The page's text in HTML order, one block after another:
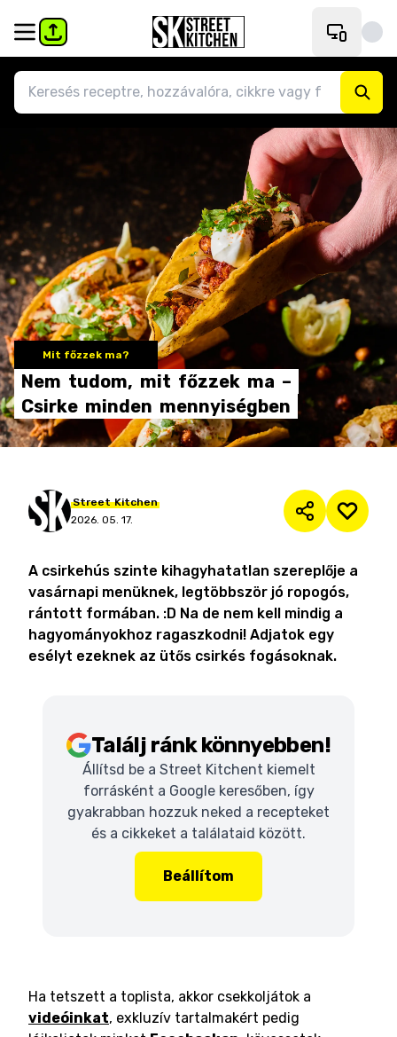
Mit főzzek ma?
Nem tudom, mit főzzek ma –
Csirke minden mennyiségben
Street Kitchen
2026. 05. 17.
A csirkehús szinte kihagyhatatlan szereplője a
vasárnapi menüknek, legtöbbször jó ropogós,
rántott formában. :D Na de nem kell mindig a
hagyományokhoz ragaszkodni! Adjatok egy
esélyt ezeknek az ütős csirkés fogásoknak.
Találj ránk könnyebben!
Állítsd be a Street Kitchent kiemelt
forrásként a Google keresőben, így
gyakrabban hozzuk neked a recepteket
és a cikkeket a találataid között.
Beállítom
Ha tetszett a toplista, akkor csekkoljátok a
videóinkat, exkluzív tartalmakért pedig